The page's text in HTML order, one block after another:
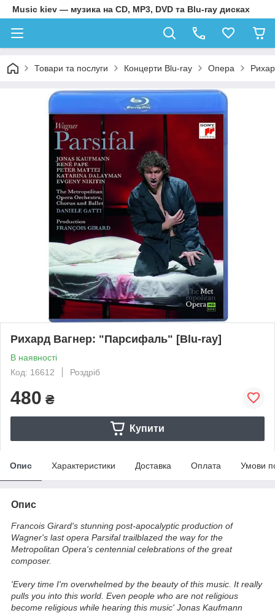
Music kiev — музика на CD, MP3, DVD та Blu-ray дисках
Товари та послуги Концерти Blu-ray Опера
Рихард Вагнер: "Парсифаль" [Blu-ray]
В наявності
Код: 16612
Роздріб
480 ₴
Купити
Опис Характеристики Доставка Оплата Умови
Опис
Francois Girard's stunning post-apocalyptic production of
Wagner's last opera Parsifal trailblazed the way for the
Metropolitan Opera's centennial celebrations of the great
composer.
'Every time I'm overwhelmed by the beauty of this music. It really
pulls you into this world. Even people who are not religious
become religious while hearing this music' Jonas Kaufmann